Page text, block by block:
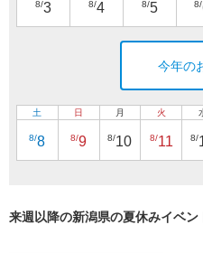
8/3 8/4 8/5 8/
今年の
土
8/8
日
8/9
月
8/10
火
8/11 8/
来週以降の新潟県の夏休みイベン